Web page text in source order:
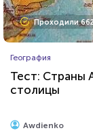
Проходили
Тест:
Проходили
География
Тест: Страны
столицы
Awdienko